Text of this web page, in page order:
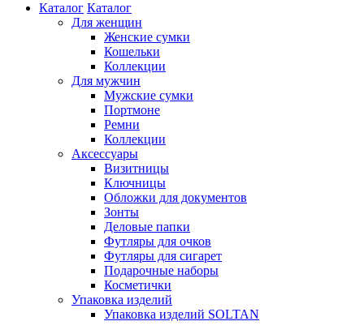
Каталог Каталог
Для женщин
Женские сумки
Кошельки
Коллекции
Для мужчин
Мужские сумки
Портмоне
Ремни
Коллекции
Аксессуары
Визитницы
Ключницы
Обложки для документов
Зонты
Деловые папки
Футляры для очков
Футляры для сигарет
Подарочные наборы
Косметички
Упаковка изделий
Упаковка изделий SOLTAN